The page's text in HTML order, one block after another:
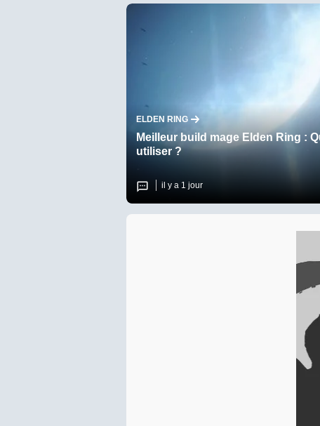
ELDEN RING
Meilleur build mage Elden Ring :
utiliser ?
il y a 1 jour